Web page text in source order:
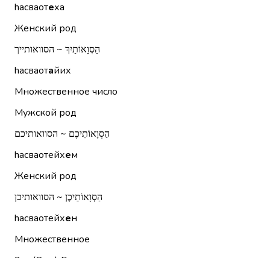
hасваотеха
Женский род
הַסְוָאוֹתַיִךְ ~ הסוואותייך
hасваотайих
Множественное число
Мужской род
הַסְוָאוֹתֵיכֶם ~ הסוואותיכם
hасваотейхем
Женский род
הַסְוָאוֹתֵיכֶן ~ הסוואותיכן
hасваотейхен
Множественное